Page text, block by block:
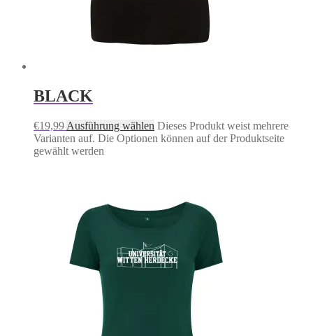
BLACK
€19,99 Ausführung wählen Dieses Produkt weist mehrere
Varianten auf. Die Optionen können auf der Produktseite
gewählt werden